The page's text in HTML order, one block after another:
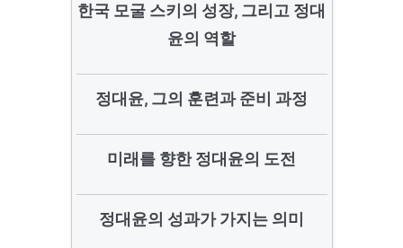
한국 모굴 스키의 성장, 그리고 정대
윤의 역할
정대윤, 그의 훈련과 준비 과정
미래를 향한 정대윤의 도전
정대윤의 성과가 가지는 의미